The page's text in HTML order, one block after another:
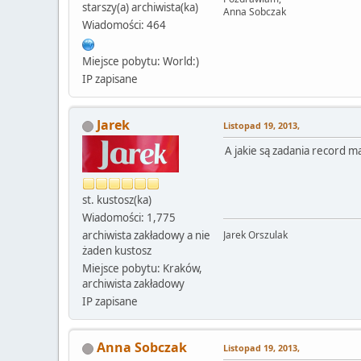
starszy(a) archiwista(ka)
Wiadomości: 464
Miejsce pobytu: World:)
IP zapisane
Anna Sobczak
Jarek
st. kustosz(ka)
Wiadomości: 1,775
archiwista zakładowy a nie
żaden kustosz
Miejsce pobytu: Kraków,
archiwista zakładowy
IP zapisane
Listopad 19, 2013,
A jakie są zadania record
Jarek Orszulak
Anna Sobczak Listopad 19, 2013,